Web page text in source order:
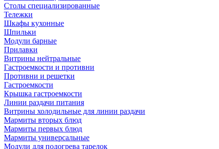
Столы специализированные
Тележки
Шкафы кухонные
Шпильки
Модули барные
Прилавки
Витрины нейтральные
Гастроемкости и противни
Противни и решетки
Гастроемкости
Крышка гастроемкости
Линии раздачи питания
Витрины холодильные для линии раздачи
Мармиты вторых блюд
Мармиты первых блюд
Мармиты универсальные
Модули для подогрева тарелок